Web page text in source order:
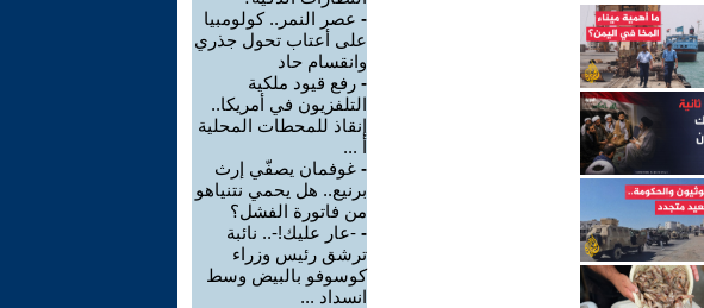
- عصر النمر.. كولومبيا
على أعتاب تحول جذري
وانقسام حاد
- رفع قيود ملكية
التلفزيون في أمريكا..
إنقاذ للمحطات المحلية
أ ...
- غوفمان يصفّي إرث
برنيع.. هل يحمي نتنياهو
من فاتورة الفشل؟
- -عار عليك!-.. نائبة
ترشق رئيس وزراء
كوسوفو بالبيض وسط
انسداد ...